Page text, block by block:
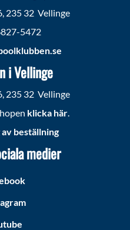
235 32 Vellinge
5472
i Vellinge
235 32 Vellinge
klicka här.
beställning
medier